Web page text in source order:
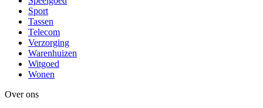
Sport
Tassen
Telecom
Verzorging
Warenhuizen
Witgoed
Wonen
Over ons